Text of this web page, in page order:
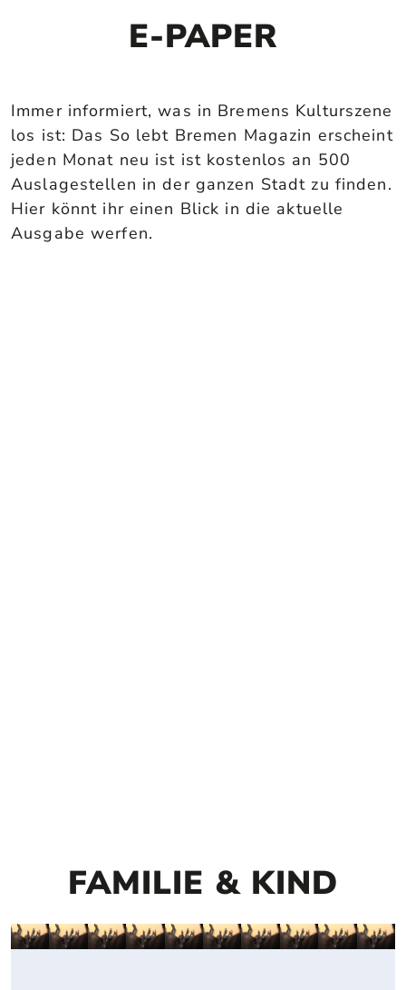
E-PAPER
Immer informiert, was in Bremens Kulturszene
los ist: Das So lebt Bremen Magazin erscheint
jeden Monat neu ist ist kostenlos an 500
Auslagestellen in der ganzen Stadt zu finden.
Hier könnt ihr einen Blick in die aktuelle
Ausgabe werfen.
FAMILIE & KIND